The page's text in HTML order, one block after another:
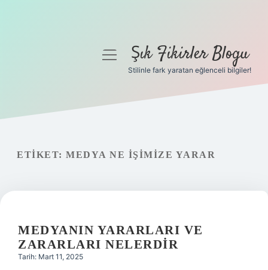
Gizlilik Politikası
menüyüŞık Fikirler Blogu
Stilinle fark yaratan eğlenceli bilgiler!
ETIKET: MEDYA NE IŞIMIZE YARAR
MEDYANIN YARARLARI VE
ZARARLARI NELERDIR
Tarih: Mart 11, 2025